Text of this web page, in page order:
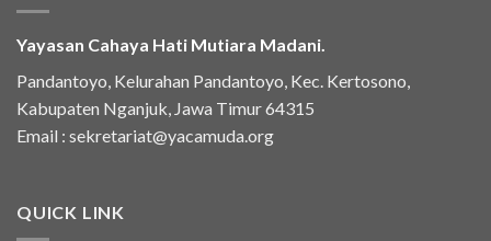
Yayasan Cahaya Hati Mutiara Madani.
Pandantoyo, Kelurahan Pandantoyo, Kec. Kertosono,
Kabupaten Nganjuk, Jawa Timur 64315
Email : sekretariat@yacamuda.org
QUICK LINK